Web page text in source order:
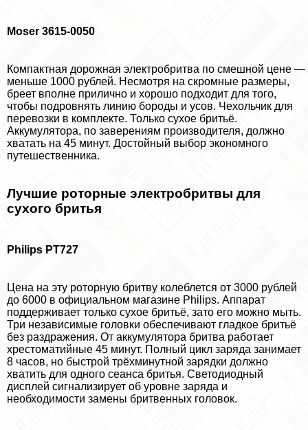
Moser 3615-0050
Компактная дорожная электробритва по смешной цене —
меньше 1000 рублей. Несмотря на скромные размеры,
бреет вполне прилично и хорошо подходит для того,
чтобы подровнять линию бороды и усов. Чехольчик для
перевозки в комплекте. Только сухое бритьё.
Аккумулятора, по заверениям производителя, должно
хватать на 45 минут. Достойный выбор экономного
путешественника.
Лучшие роторные электробритвы для
сухого бритья
Philips PT727
Цена на эту роторную бритву колeблется от 3000 рублей
до 6000 в официальном магазине Philips. Аппарат
поддерживает только сухое бритьё, зато его можно мыть.
Три независимые головки обеспечивают гладкое бритьё
без раздражения. От аккумулятора бритва работает
хрестоматийные 45 минут. Полный цикл заряда занимает
8 часов, но быстрой трёхминутной зарядки должно
хватить для одного сеанса бритья. Светодиодный
дисплей сигнализирует об уровне заряда и
необходимости замены бритвенных головок.